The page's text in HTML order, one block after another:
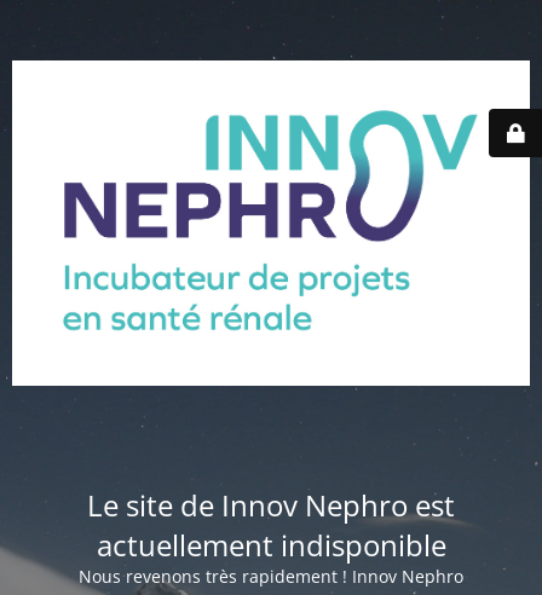
Le site de Innov Nephro est
actuellement indisponible
Nous revenons très rapidement ! Innov Nephro